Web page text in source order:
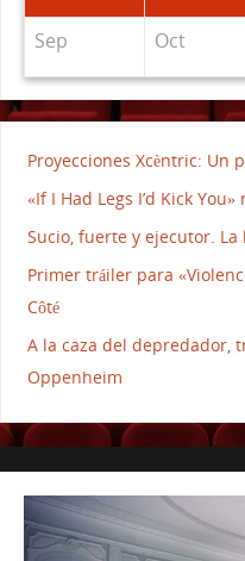
Sep Oct
Proyecciones Xcèntric: Un
«If I Had Legs I’d Kick You»
Sucio, fuerte y ejecutor.
Primer tráiler para
Côté
A la caza del depredador,
Oppenheim